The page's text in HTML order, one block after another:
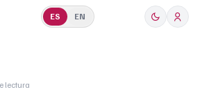
ES EN
lectura